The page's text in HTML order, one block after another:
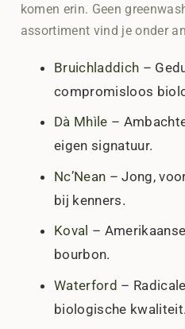
komen erin. Geen
assortiment vind je onder
Bruichladdich –
compromisloos
Dà Mhìle –
eigen signatuur.
Nc’Nean – Jong,
bij kenners.
Koval –
bourbon.
Waterford –
biologische kwaliteit.